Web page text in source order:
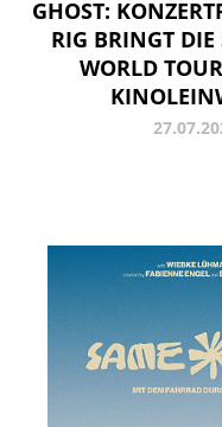
GHOST:
RIG BRINGT DIE
WORLD